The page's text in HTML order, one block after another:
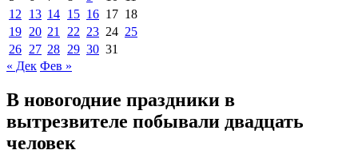
12
13 14 15 16 17 18
19 20 21 22 23 24 25
26 27 28 29 30 31
« Дек Фев »
В новогодние праздники в
вытрезвителе побывали двадцать
человек